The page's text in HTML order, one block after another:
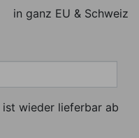
in ganz EU & Schweiz
wieder lieferbar ab